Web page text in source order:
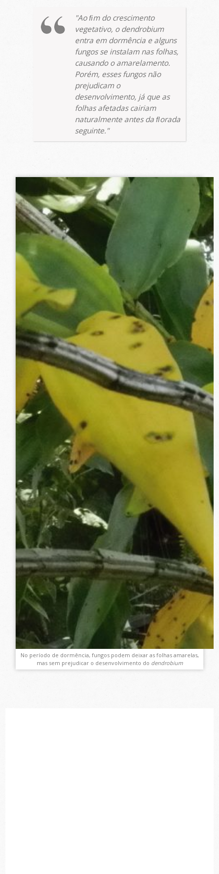
Ao ﬁm do crescimento
vegetativo, odendrobium
entra em dormência e alguns
fungos se instalam nas folhas,
causando o amarelamento.
Porém, esses fungos não
prejudicam o
desenvolvimento, já que as
folhas afetadas cairiam
naturalmente antes da ﬂorada
seguinte.
No período de dormência, fungos podem deixar as folhas amarelas,
mas sem prejudicar o desenvolvimento do dendrobium